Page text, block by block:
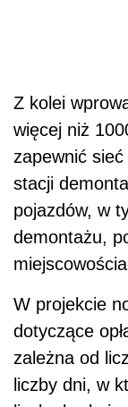
Z kolei
więcej niż
zapewnić
stacji
pojazdów, w
demontażu,
W projekcie
dotyczące
zależna od
liczby dni, w